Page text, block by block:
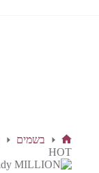
דף
הבית
בשמים
HOT